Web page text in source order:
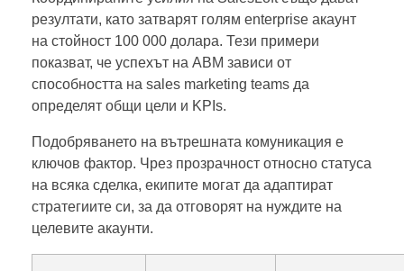
резултати, като затварят голям enterprise акаунт
на стойност 100 000 долара. Тези примери
показват, че успехът на ABM зависи от
способността на sales marketing teams да
определят общи цели и KPIs.
Подобряването на вътрешната комуникация е
ключов фактор. Чрез прозрачност относно статуса
на всяка сделка, екипите могат да адаптират
стратегиите си, за да отговорят на нуждите на
целевите акаунти.